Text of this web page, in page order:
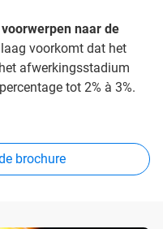
naar de
voorkomt dat het
afwerkingsstadium
tot 2% à 3%.
brochure